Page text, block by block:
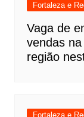
Fortaleza e
Vaga de
vendas
região
Fortaleza e